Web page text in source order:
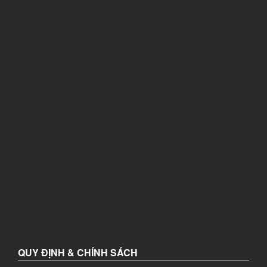
QUY ĐỊNH & CHÍNH SÁCH